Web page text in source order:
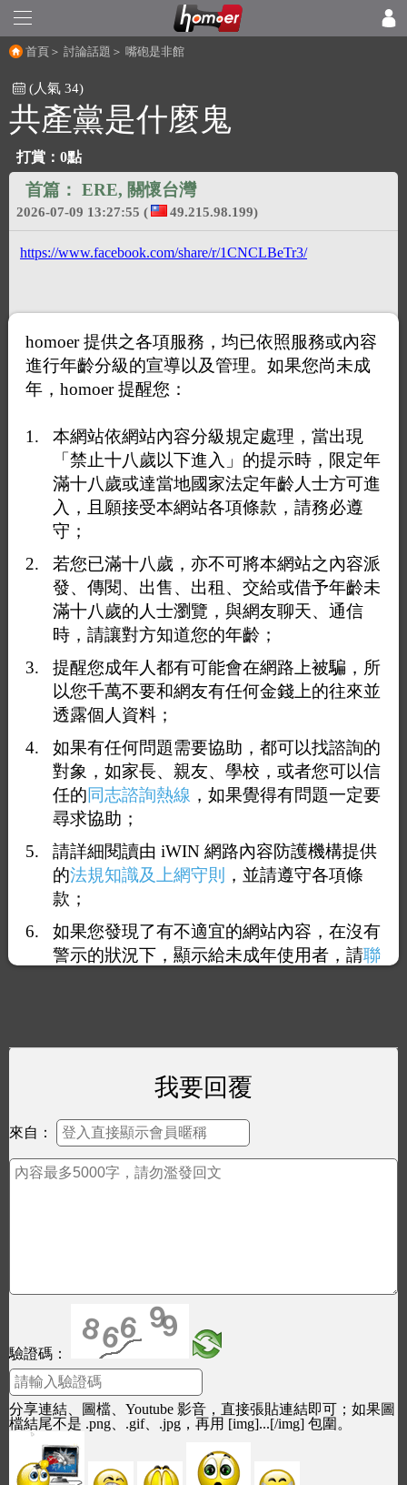
首頁 ＞ 討論話題 ＞ 嘴砲是非館
(人氣 34)
共產黨是什麼鬼
打賞： 0點
首篇： ERE, 關懷台灣
2026-07-09 13:27:55 ( 49.215.98.199)
https://www.facebook.com/share/r/1CNCLBeTr3/
我要回覆
來自：
驗證碼：
分享連結、圖檔、Youtube 影音，直接張貼連結即可；如果圖
檔結尾不是 .png、.gif、.jpg，再用 [img]...[/img] 包圍。
homoer 提供之各項服務，均已依照服務或內容
進行年齡分級的宣導以及管理。如果您尚未成
年，homoer 提醒您：
本網站依網站內容分級規定處理，當出現
「禁止十八歲以下進入」的提示時，限定年
滿十八歲或達當地國家法定年齡人士方可進
入，且願接受本網站各項條款，請務必遵
守；
若您已滿十八歲，亦不可將本網站之內容派
發、傳閱、出售、出租、交給或借予年齡未
滿十八歲的人士瀏覽，與網友聊天、通信
時，請讓對方知道您的年齡；
提醒您成年人都有可能會在網路上被騙，所
以您千萬不要和網友有任何金錢上的往來並
透露個人資料；
如果有任何問題需要協助，都可以找諮詢的
對象，如家長、親友、學校，或者您可以信
任的同志諮詢熱線 ，如果覺得有問題一定要
尋求協助；
請詳細閱讀由 iWIN 網路內容防護機構提供
的法規知識及上網守則
，並請遵守各項條
款；
如果您發現了有不適宜的網站內容，在沒有
警示的狀況下，顯示給未成年使用者，請聯